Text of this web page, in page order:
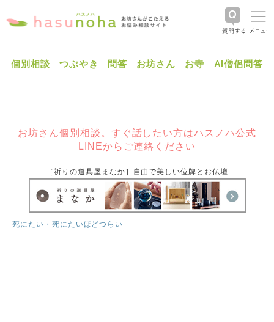
個別相談 つぶやき 問答 お坊さん お寺 AI僧侶問答
お坊さん個別相談。すぐ話したい方はハスノハ公式
LINEからご連絡ください
［祈りの道具屋まなか］自由で美しい位牌とお仏壇
死にたい・死にたいほどつらい